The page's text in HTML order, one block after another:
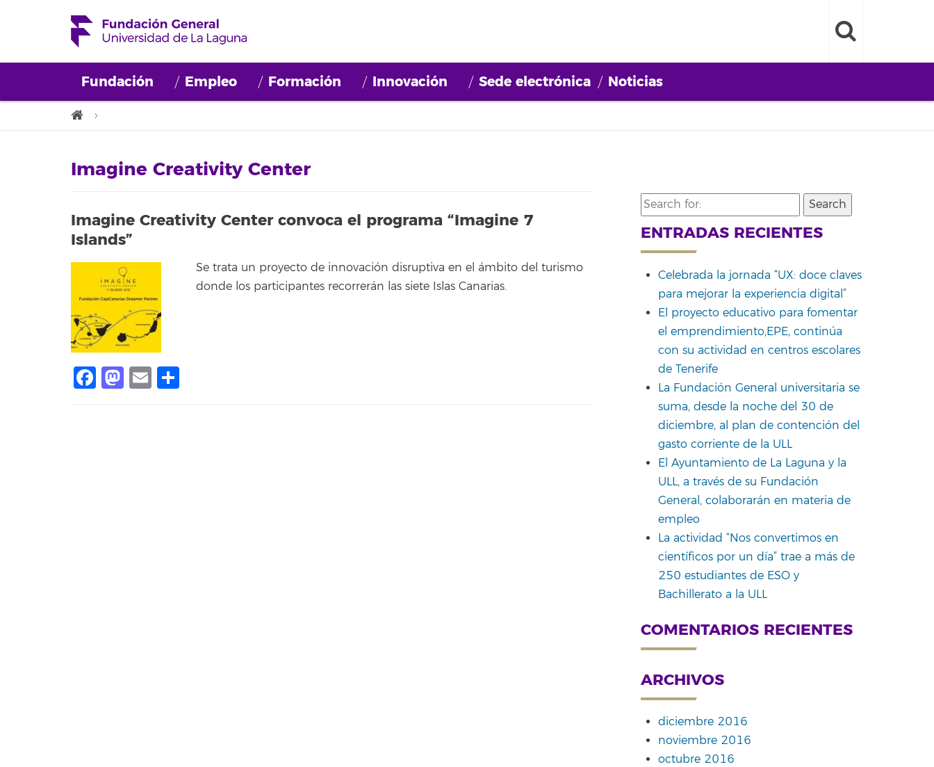
Fundación Empleo Formación Innovación Sede electrónica Noticias
Imagine Creativity Center
Imagine Creativity Center convoca el programa “Imagine 7
Islands”
Se trata un proyecto de innovación disruptiva en el ámbito del turismo
donde los participantes recorrerán las siete Islas Canarias.
Facebook
Mastodon
Email
Search
for:
ENTRADAS RECIENTES
Celebrada la jornada “UX: doce claves
para mejorar la experiencia digital”
El proyecto educativo para fomentar
el emprendimiento,EPE, continúa
con su actividad en centros escolares
de Tenerife
La Fundación General universitaria se
suma, desde la noche del 30 de
diciembre, al plan de contención del
gasto corriente de la ULL
El Ayuntamiento de La Laguna y la
ULL, a través de su Fundación
General, colaborarán en materia de
empleo
La actividad “Nos convertimos en
científicos por un día” trae a más de
250 estudiantes de ESO y
Bachillerato a la ULL
COMENTARIOS RECIENTES
ARCHIVOS
diciembre 2016
noviembre 2016
octubre 2016